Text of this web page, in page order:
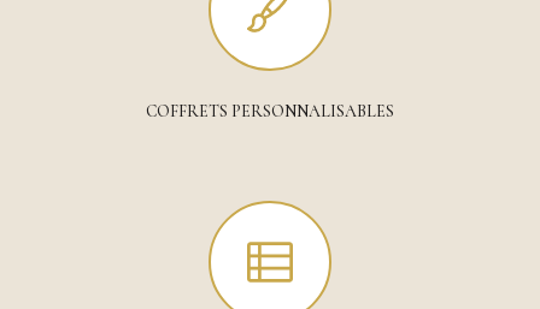
COFFRETS PERSONNALISABLES